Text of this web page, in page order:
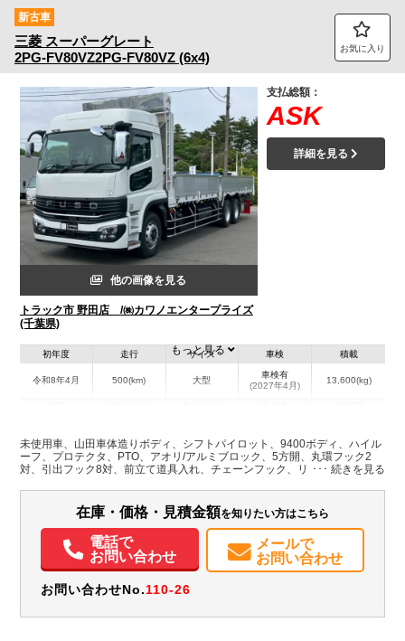
新古車
三菱 スーパーグレート
2PG-FV80VZ2PG-FV80VZ (6x4)
お気に入り
他の画像を見る
トラック市 野田店 /㈱カワノエンタープライズ
(千葉県)
支払総額：
ASK
詳細を見る
初年度
令和8年4月
走行
500(km)
サイズ
大型
車検
車検有
(2027年4月)
積載
13,600(kg)
千葉県
W:2,350
H:580
W:2,490
H:3,730
パワステ パワーウィンドウ ABS エアバッグ
集中ドアロック
電動格納ミラー
エアサスシート ETC
バックモニター
取扱説明書（一部含む）
もっと見る
未使用車、山田車体造りボディ、シフトパイロット、9400ボディ、ハイル
ーフ、プロテクタ、PTO、アオリ/アルミブロック、5方開、丸環フック2
対、引出フック8対、前立て道具入れ、チェーンフック、リンギ入れ、エア
在庫・価格・見積金額を知りたい方はこちら
電話で
お問い合わせ
メールで
お問い合わせ
お問い合わせNo.110-26